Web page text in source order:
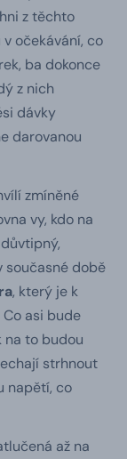
z těchto
očekávání, co
, ba dokonce
z nich
dávky
darovanou
zmíněné
vy, kdo na
současné době
, který je k
asi bude
na to budou
strhnout
napětí, co
až na